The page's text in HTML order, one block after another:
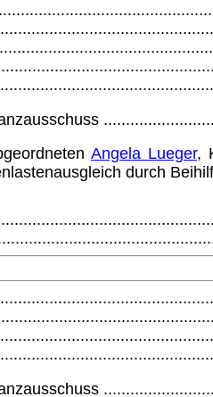
Angela Lueger,
durch